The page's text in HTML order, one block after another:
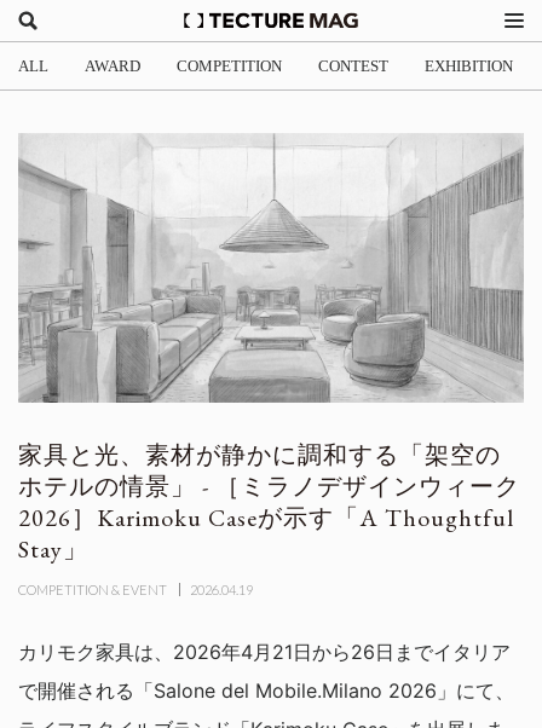
ALL AWARD COMPETITION CONTEST EXHIBITION
家具と光、素材が静かに調和する「架空の
ホテルの情景」 - ［ミラノデザインウィーク
2026］Karimoku Caseが示す「A Thoughtful
Stay」
COMPETITION & EVENT 2026.04.19
カリモク家具は、2026年4月21日から26日までイタリア
で開催される「Salone del Mobile.Milano 2026」にて、